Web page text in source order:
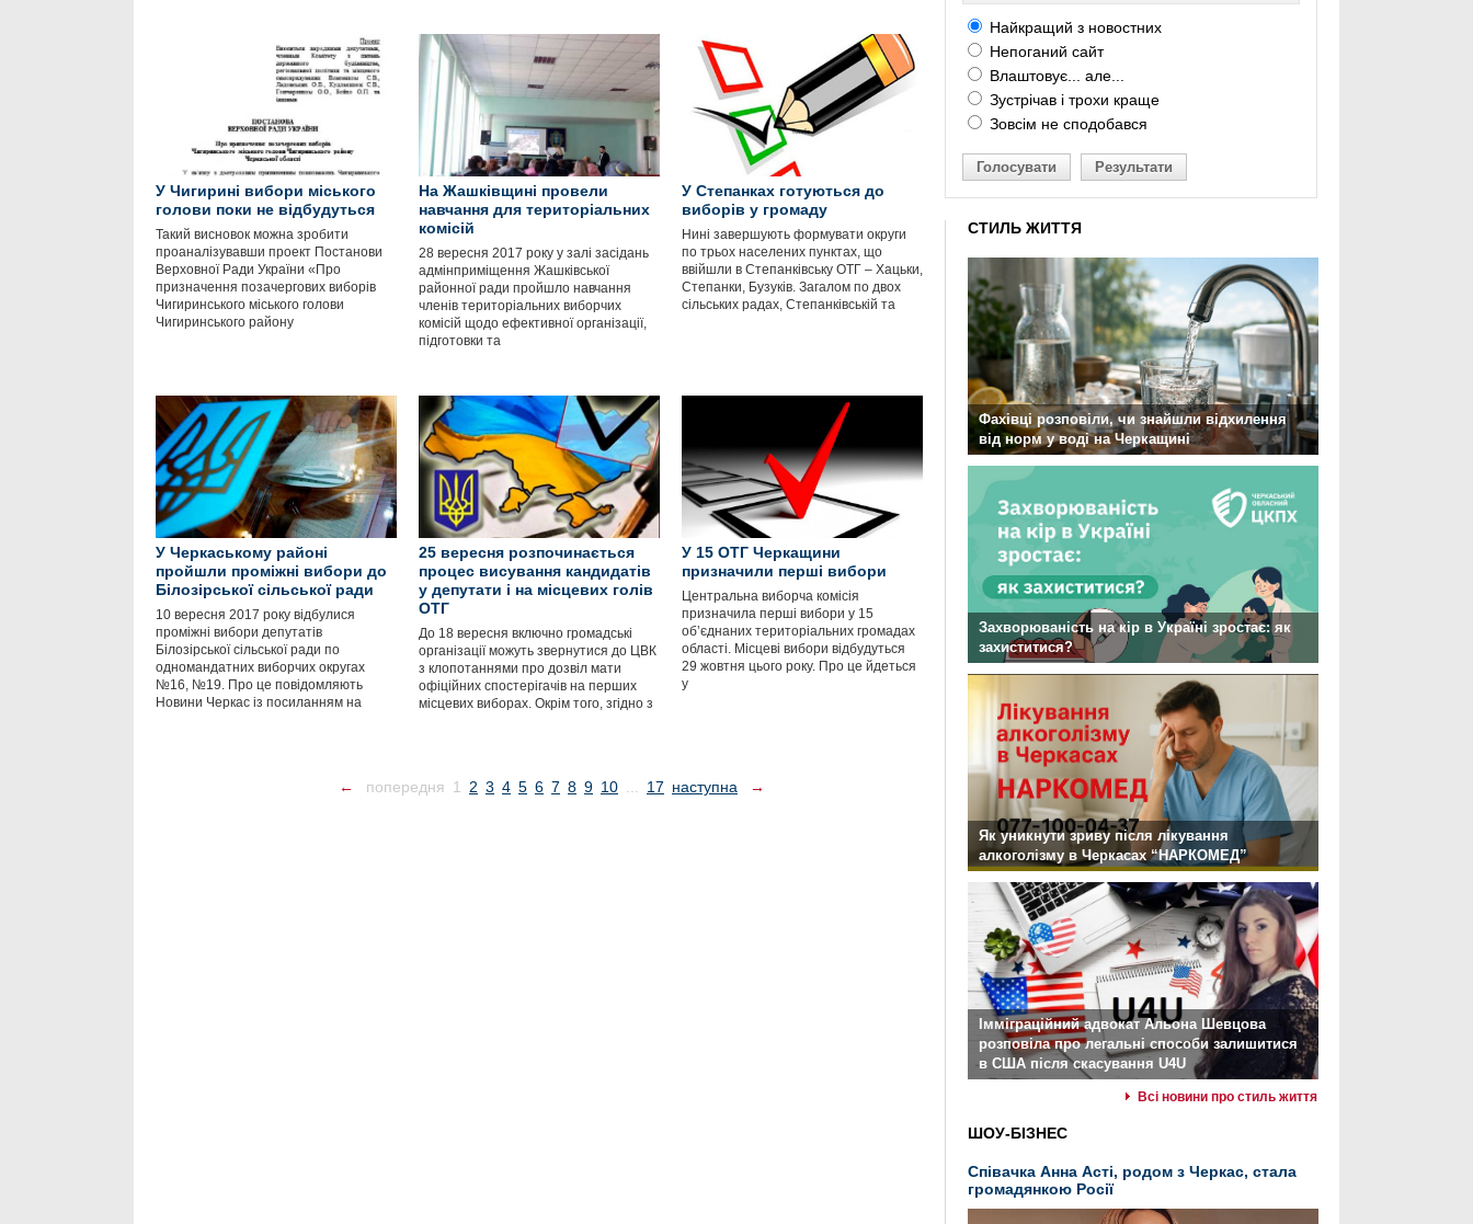
У Чигирині вибори міського
голови поки не відбудуться
Такий висновок можна зробити
проаналізувавши проект Постанови
Верховної Ради України «Про
призначення позачергових виборів
Чигиринського міського голови
Чигиринського району
На Жашківщині провели
навчання для територіальних
комісій
28 вересня 2017 року у залі засідань
адмінприміщення Жашківської
районної ради пройшло навчання
членів територіальних виборчих
комісій щодо ефективної організації,
підготовки та
У Степанках готуються до
виборів у громаду
Нині завершують формувати округи
по трьох населених пунктах, що
ввійшли в Степанківську ОТГ – Хацьки,
Степанки, Бузуків. Загалом по двох
сільських радах, Степанківській та
У Черкаському районі
пройшли проміжні вибори до
Білозірської сільської ради
10 вересня 2017 року відбулися
проміжні вибори депутатів
Білозірської сільської ради по
одномандатних виборчих округах
№16, №19. Про це повідомляють
Новини Черкас із посиланням на
25 вересня розпочинається
процес висування кандидатів
у депутати і на місцевих голів
ОТГ
До 18 вересня включно громадські
організації можуть звернутися до ЦВК
з клопотаннями про дозвіл мати
офіційних спостерігачів на перших
місцевих виборах. Окрім того, згідно з
У 15 ОТГ Черкащини
призначили перші вибори
Центральна виборча комісія
призначила перші вибори у 15
об’єднаних територіальних громадах
області. Місцеві вибори відбудуться
29 жовтня цього року. Про це йдеться
у
← попередня 1 2 3 4 5 6 7 8 9 10 17 наступна →
Найкращий з новостних
Непоганий сайт
Влаштовує... але...
Зустрічав і трохи краще
Зовсім не сподобався
Голосувати Результати
СТИЛЬ ЖИТТЯ
Фахівці розповіли, чи знайшли відхилення
від норм у воді на Черкащині
Захворюваність на кір в Україні зростає: як
захиститися?
Як уникнути зриву після лікування
алкоголізму в Черкасах “НАРКОМЕД”
Імміграційний адвокат Альона Шевцова
розповіла про легальні способи залишитися
в США після скасування U4U
Всі новини про стиль життя
ШОУ-БІЗНЕС
Співачка Анна Асті, родом з Черкас, стала
громадянкою Росії